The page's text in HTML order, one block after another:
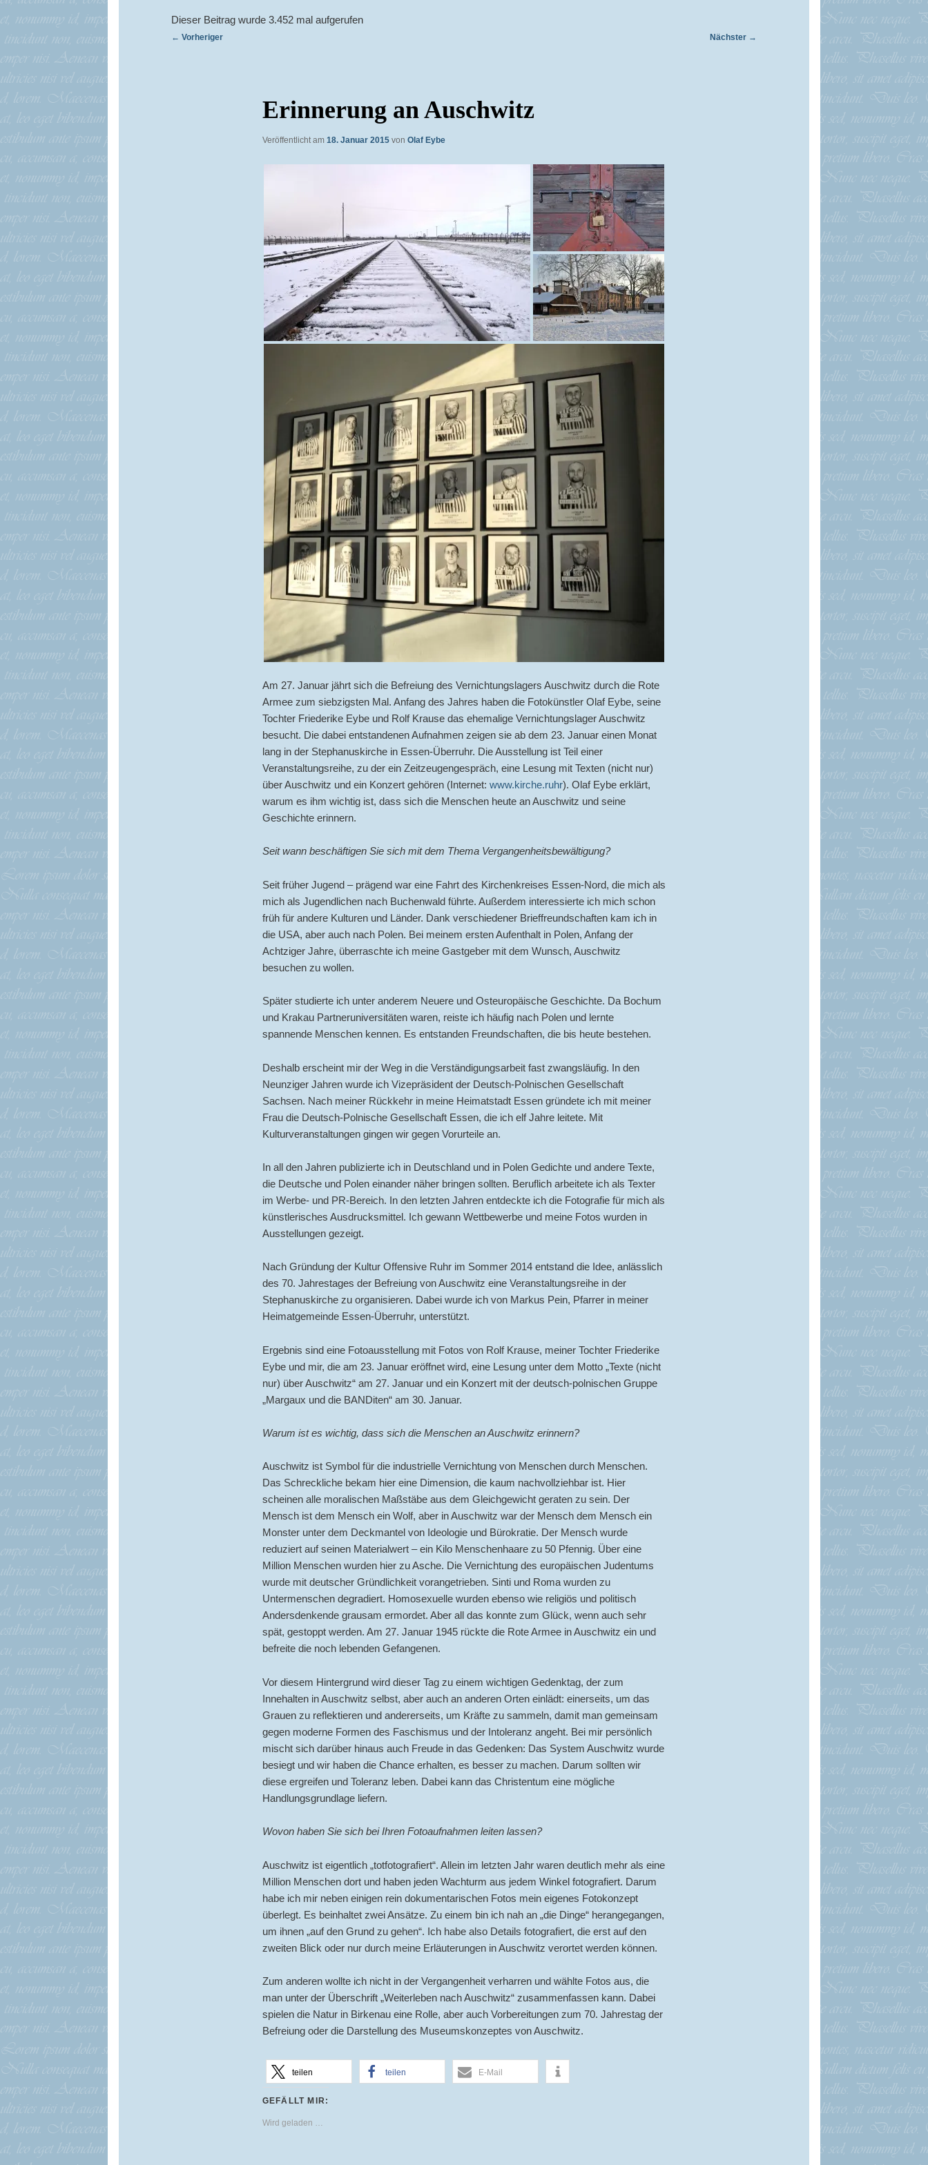
Dieser Beitrag wurde 3.452 mal aufgerufen
Beitragsnavigation
← Vorheriger Nächster →
Erinnerung an Auschwitz
Veröffentlicht am 18. Januar 2015 von Olaf Eybe
Am 27. Januar jährt sich die Befreiung des Vernichtungslagers Auschwitz durch die Rote
Armee zum siebzigsten Mal. Anfang des Jahres haben die Fotokünstler Olaf Eybe, seine
Tochter Friederike Eybe und Rolf Krause das ehemalige Vernichtungslager Auschwitz
besucht. Die dabei entstandenen Aufnahmen zeigen sie ab dem 23. Januar einen Monat
lang in der Stephanuskirche in Essen-Überruhr. Die Ausstellung ist Teil einer
Veranstaltungsreihe, zu der ein Zeitzeugengespräch, eine Lesung mit Texten (nicht nur)
über Auschwitz und ein Konzert gehören (Internet: www.kirche.ruhr). Olaf Eybe erklärt,
warum es ihm wichtig ist, dass sich die Menschen heute an Auschwitz und seine
Geschichte erinnern.
Seit wann beschäftigen Sie sich mit dem Thema Vergangenheitsbewältigung?
Seit früher Jugend – prägend war eine Fahrt des Kirchenkreises Essen-Nord, die mich als
mich als Jugendlichen nach Buchenwald führte. Außerdem interessierte ich mich schon
früh für andere Kulturen und Länder. Dank verschiedener Brieffreundschaften kam ich in
die USA, aber auch nach Polen. Bei meinem ersten Aufenthalt in Polen, Anfang der
Achtziger Jahre, überraschte ich meine Gastgeber mit dem Wunsch, Auschwitz
besuchen zu wollen.
Später studierte ich unter anderem Neuere und Osteuropäische Geschichte. Da Bochum
und Krakau Partneruniversitäten waren, reiste ich häufig nach Polen und lernte
spannende Menschen kennen. Es entstanden Freundschaften, die bis heute bestehen.
Deshalb erscheint mir der Weg in die Verständigungsarbeit fast zwangsläufig. In den
Neunziger Jahren wurde ich Vizepräsident der Deutsch-Polnischen Gesellschaft
Sachsen. Nach meiner Rückkehr in meine Heimatstadt Essen gründete ich mit meiner
Frau die Deutsch-Polnische Gesellschaft Essen, die ich elf Jahre leitete. Mit
Kulturveranstaltungen gingen wir gegen Vorurteile an.
In all den Jahren publizierte ich in Deutschland und in Polen Gedichte und andere Texte,
die Deutsche und Polen einander näher bringen sollten. Beruflich arbeitete ich als Texter
im Werbe- und PR-Bereich. In den letzten Jahren entdeckte ich die Fotografie für mich als
künstlerisches Ausdrucksmittel. Ich gewann Wettbewerbe und meine Fotos wurden in
Ausstellungen gezeigt.
Nach Gründung der Kultur Offensive Ruhr im Sommer 2014 entstand die Idee, anlässlich
des 70. Jahrestages der Befreiung von Auschwitz eine Veranstaltungsreihe in der
Stephanuskirche zu organisieren. Dabei wurde ich von Markus Pein, Pfarrer in meiner
Heimatgemeinde Essen-Überruhr, unterstützt.
Ergebnis sind eine Fotoausstellung mit Fotos von Rolf Krause, meiner Tochter Friederike
Eybe und mir, die am 23. Januar eröffnet wird, eine Lesung unter dem Motto „Texte (nicht
nur) über Auschwitz“ am 27. Januar und ein Konzert mit der deutsch-polnischen Gruppe
„Margaux und die BANDiten“ am 30. Januar.
Warum ist es wichtig, dass sich die Menschen an Auschwitz erinnern?
Auschwitz ist Symbol für die industrielle Vernichtung von Menschen durch Menschen.
Das Schreckliche bekam hier eine Dimension, die kaum nachvollziehbar ist. Hier
scheinen alle moralischen Maßstäbe aus dem Gleichgewicht geraten zu sein. Der
Mensch ist dem Mensch ein Wolf, aber in Auschwitz war der Mensch dem Mensch ein
Monster unter dem Deckmantel von Ideologie und Bürokratie. Der Mensch wurde
reduziert auf seinen Materialwert – ein Kilo Menschenhaare zu 50 Pfennig. Über eine
Million Menschen wurden hier zu Asche. Die Vernichtung des europäischen Judentums
wurde mit deutscher Gründlichkeit vorangetrieben. Sinti und Roma wurden zu
Untermenschen degradiert. Homosexuelle wurden ebenso wie religiös und politisch
Andersdenkende grausam ermordet. Aber all das konnte zum Glück, wenn auch sehr
spät, gestoppt werden. Am 27. Januar 1945 rückte die Rote Armee in Auschwitz ein und
befreite die noch lebenden Gefangenen.
Vor diesem Hintergrund wird dieser Tag zu einem wichtigen Gedenktag, der zum
Innehalten in Auschwitz selbst, aber auch an anderen Orten einlädt: einerseits, um das
Grauen zu reflektieren und andererseits, um Kräfte zu sammeln, damit man gemeinsam
gegen moderne Formen des Faschismus und der Intoleranz angeht. Bei mir persönlich
mischt sich darüber hinaus auch Freude in das Gedenken: Das System Auschwitz wurde
besiegt und wir haben die Chance erhalten, es besser zu machen. Darum sollten wir
diese ergreifen und Toleranz leben. Dabei kann das Christentum eine mögliche
Handlungsgrundlage liefern.
Wovon haben Sie sich bei Ihren Fotoaufnahmen leiten lassen?
Auschwitz ist eigentlich „totfotografiert“. Allein im letzten Jahr waren deutlich mehr als eine
Million Menschen dort und haben jeden Wachturm aus jedem Winkel fotografiert. Darum
habe ich mir neben einigen rein dokumentarischen Fotos mein eigenes Fotokonzept
überlegt. Es beinhaltet zwei Ansätze. Zu einem bin ich nah an „die Dinge“ herangegangen,
um ihnen „auf den Grund zu gehen“. Ich habe also Details fotografiert, die erst auf den
zweiten Blick oder nur durch meine Erläuterungen in Auschwitz verortet werden können.
Zum anderen wollte ich nicht in der Vergangenheit verharren und wählte Fotos aus, die
man unter der Überschrift „Weiterleben nach Auschwitz“ zusammenfassen kann. Dabei
spielen die Natur in Birkenau eine Rolle, aber auch Vorbereitungen zum 70. Jahrestag der
Befreiung oder die Darstellung des Museumskonzeptes von Auschwitz.
teilen teilen E-Mail
GEFÄLLT MIR:
Wird geladen …